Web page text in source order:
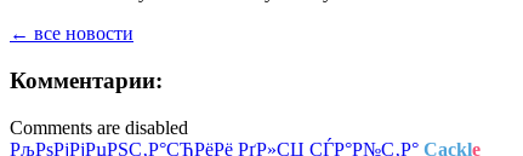
← все новости
Комментарии:
Comments are disabled
РљРѕРјРјРµРЅС‚Р°СЂРёРё РґР»СЏ СЃР°Р№С‚Р° Cackle